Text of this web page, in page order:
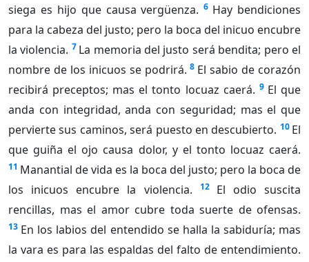
siega es hijo que causa vergüenza. 6 Hay bendiciones
para la cabeza del justo; pero la boca del inicuo encubre
la violencia. 7 La memoria del justo será bendita; pero el
nombre de los inicuos se podrirá. 8 El sabio de corazón
recibirá preceptos; mas el tonto locuaz caerá. 9 El que
anda con integridad, anda con seguridad; mas el que
pervierte sus caminos, será puesto en descubierto. 10 El
que guiña el ojo causa dolor, y el tonto locuaz caerá.
11 Manantial de vida es la boca del justo; pero la boca de
los inicuos encubre la violencia.
12
El odio suscita
rencillas, mas el amor cubre toda suerte de ofensas.
13 En los labios del entendido se halla la sabiduría; mas
la vara es para las espaldas del falto de entendimiento.